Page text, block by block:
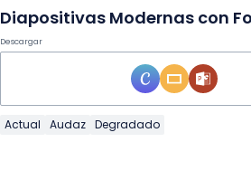
Descargar
Actual Audaz Degradado